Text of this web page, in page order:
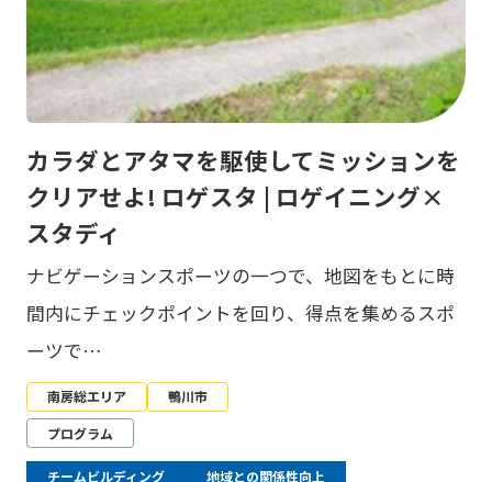
カラダとアタマを駆使してミッションを
クリアせよ! ロゲスタ | ロゲイニング×
スタディ
ナビゲーションスポーツの一つで、地図をもとに時
間内にチェックポイントを回り、得点を集めるスポ
ーツで…
南房総エリア
鴨川市
プログラム
チームビルディング
地域との関係性向上